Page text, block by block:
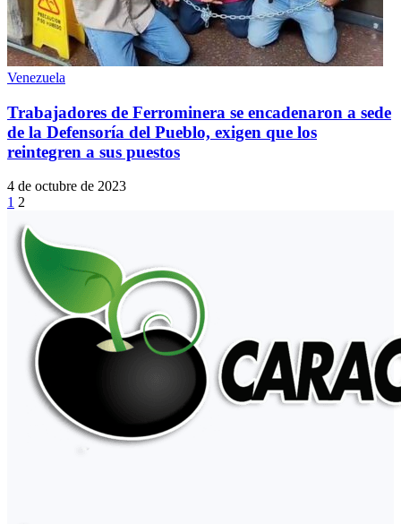
Venezuela
Trabajadores de Ferrominera se encadenaron a sede
de la Defensoría del Pueblo, exigen que los
reintegren a sus puestos
4 de octubre de 2023
1 2